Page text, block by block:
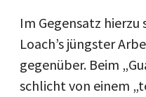
Im Gegensatz
Loach’s jüngster
gegenüber. Beim
schlicht von einem